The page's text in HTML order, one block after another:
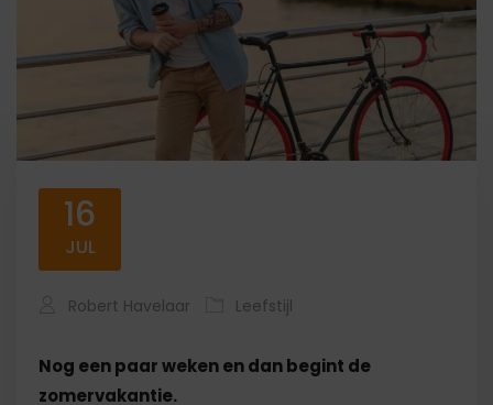
16
JUL
Robert Havelaar Leefstijl
Nog een paar weken en dan begint de
zomervakantie.